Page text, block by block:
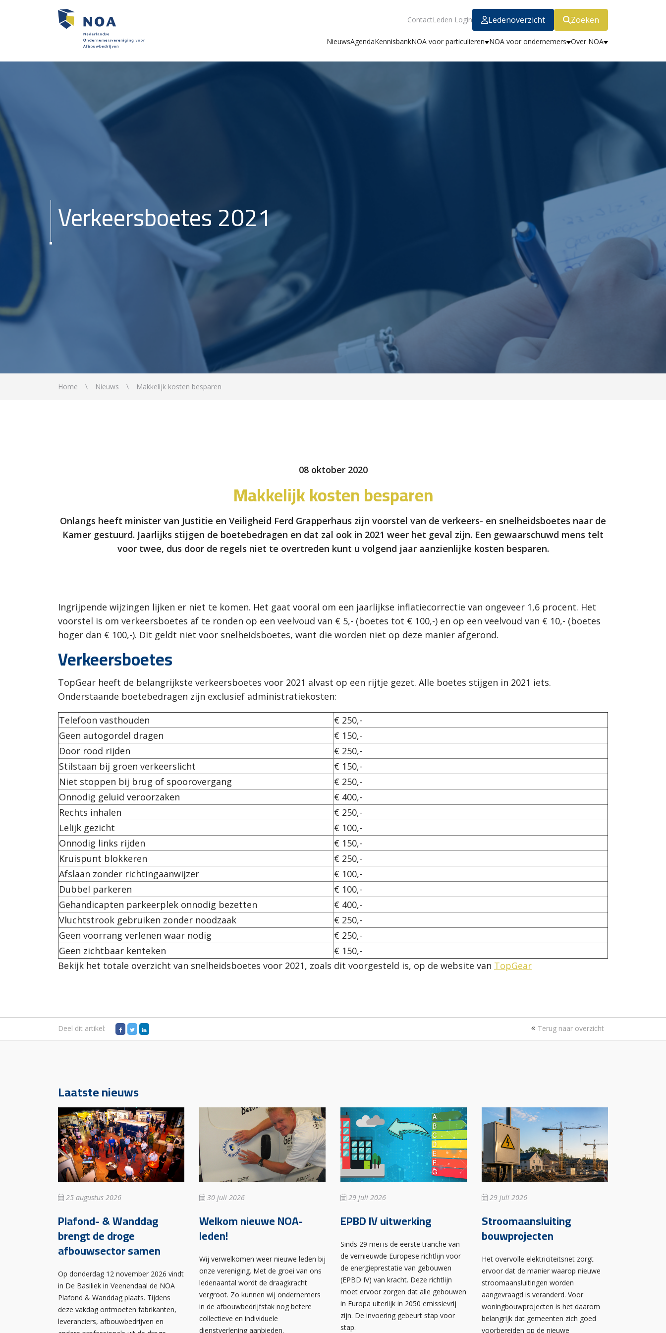
ContactLeden Login Ledenoverzicht Zoeken
NieuwsAgendaKennisbankNOA voor particulieren NOA voor ondernemers Over NOA
Verkeersboetes 2021
Home Nieuws Makkelijk kosten besparen
08 oktober 2020
Makkelijk kosten besparen
Onlangs heeft minister van Justitie en Veiligheid Ferd Grapperhaus zijn voorstel van de verkeers- en snelheidsboetes naar de
Kamer gestuurd. Jaarlijks stijgen de boetebedragen en dat zal ook in 2021 weer het geval zijn. Een gewaarschuwd mens telt
voor twee, dus door de regels niet te overtreden kunt u volgend jaar aanzienlijke kosten besparen.
Ingrijpende wijzingen lijken er niet te komen. Het gaat vooral om een jaarlijkse inflatiecorrectie van ongeveer 1,6 procent. Het
voorstel is om verkeersboetes af te ronden op een veelvoud van € 5,- (boetes tot € 100,-) en op een veelvoud van € 10,- (boetes
hoger dan € 100,-). Dit geldt niet voor snelheidsboetes, want die worden niet op deze manier afgerond.
Verkeersboetes
TopGear heeft de belangrijkste verkeersboetes voor 2021 alvast op een rijtje gezet. Alle boetes stijgen in 2021 iets.
Onderstaande boetebedragen zijn exclusief administratiekosten:
Telefoon vasthouden
€ 250,-
Geen autogordel dragen
€ 150,-
Door rood rijden
€ 250,-
Stilstaan bij groen verkeerslicht
€ 150,-
Niet stoppen bij brug of spoorovergang
€ 250,-
Onnodig geluid veroorzaken
€ 400,-
Rechts inhalen
€ 250,-
Lelijk gezicht
€ 100,-
Onnodig links rijden
€ 150,-
Kruispunt blokkeren
€ 250,-
Afslaan zonder richtingaanwijzer
€ 100,-
Dubbel parkeren
€ 100,-
Gehandicapten parkeerplek onnodig bezetten
€ 400,-
Vluchtstrook gebruiken zonder noodzaak
€ 250,-
Geen voorrang verlenen waar nodig
€ 250,-
Geen zichtbaar kenteken
€ 150,-
Bekijk het totale overzicht van snelheidsboetes voor 2021, zoals dit voorgesteld is, op de website van TopGear
Deel dit artikel: Terug naar overzicht
Laatste nieuws
25 augustus 2026
Plafond- & Wanddag
brengt de droge
afbouwsector samen
Op donderdag 12 november 2026 vindt
in De Basiliek in Veenendaal de NOA
Plafond & Wanddag plaats. Tijdens
deze vakdag ontmoeten fabrikanten,
leveranciers, afbouwbedrijven en
30 juli 2026
Welkom nieuwe NOA-
leden!
Wij verwelkomen weer nieuwe leden bij
onze vereniging. Met de groei van ons
ledenaantal wordt de draagkracht
vergroot. Zo kunnen wij ondernemers
in de afbouwbedrijfstak nog betere
collectieve en individuele
dienstverlening aanbieden.
29 juli 2026
EPBD IV uitwerking
Sinds 29 mei is de eerste tranche van
de vernieuwde Europese richtlijn voor
de energieprestatie van gebouwen
(EPBD IV) van kracht. Deze richtlijn
moet ervoor zorgen dat alle gebouwen
in Europa uiterlijk in 2050 emissievrij
zijn. De invoering gebeurt stap voor
stap.
29 juli 2026
Stroomaansluiting
bouwprojecten
Het overvolle elektriciteitsnet zorgt
ervoor dat de manier waarop nieuwe
stroomaansluitingen worden
aangevraagd is veranderd. Voor
woningbouwprojecten is het daarom
belangrijk dat gemeenten zich goed
voorbereiden op de nieuwe